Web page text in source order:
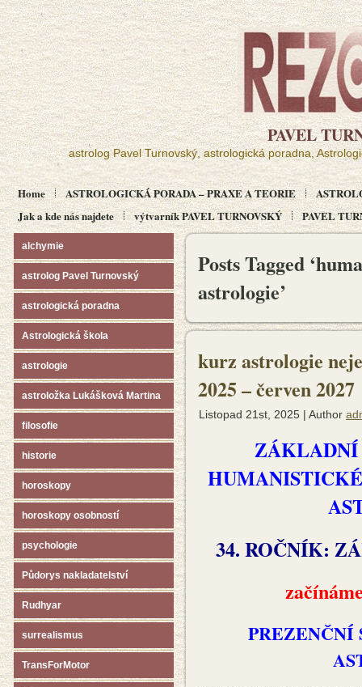
PAVEL
astrolog Pavel Turnovský, astrologická poradna,
Home ASTROLOGICKÁ PORADA – PRAXE A TEORIE
Jak a kde nás najdete
výtvarník PAVEL TURNOVSKÝ PAVEL
alchymie
astrolog Pavel Turnovský
astrologická poradna
Astrologická škola
astrologie
astroložka Lukášková Martina
filosofie
historie
horoskopy
horoskopy osobností
psychologie
Půdorys nakladatelství
Rudhyar
surrealismus
TransForMotor
Posts Tagged
astrologie’
kurz astrologie
2025 – červen 2027
Listopad 21st, 2025 | Author
ZÁKLADNÍ
34. ROČNÍK: